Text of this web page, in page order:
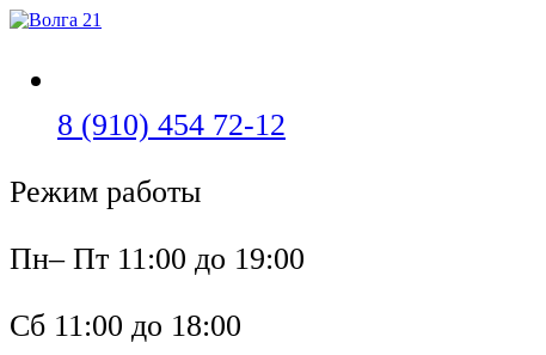
Перейти
8 (910) 454 72-12
Режим работы
Пн– Пт 11:00 до 19:00
Сб 11:00 до 18:00